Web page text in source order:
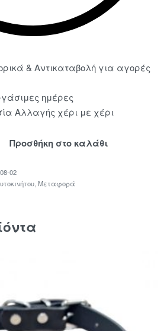
& Αντικαταβολή για αγορές
ημέρες
Αλλαγής χέρι με χέρι
Προσθήκη στο καλάθι
02
, Μεταφορά